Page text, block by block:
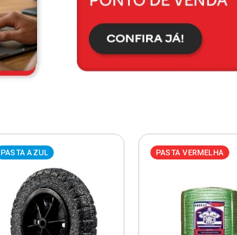
PASTA AZUL PASTA VERMELHA